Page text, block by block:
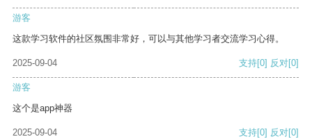
游客
这款学习软件的社区氛围非常好，可以与其他学习者交流学习心得。
2025-09-04 支持[0] 反对[0]
游客
这个是app神器
2025-09-04 支持[0] 反对[0]